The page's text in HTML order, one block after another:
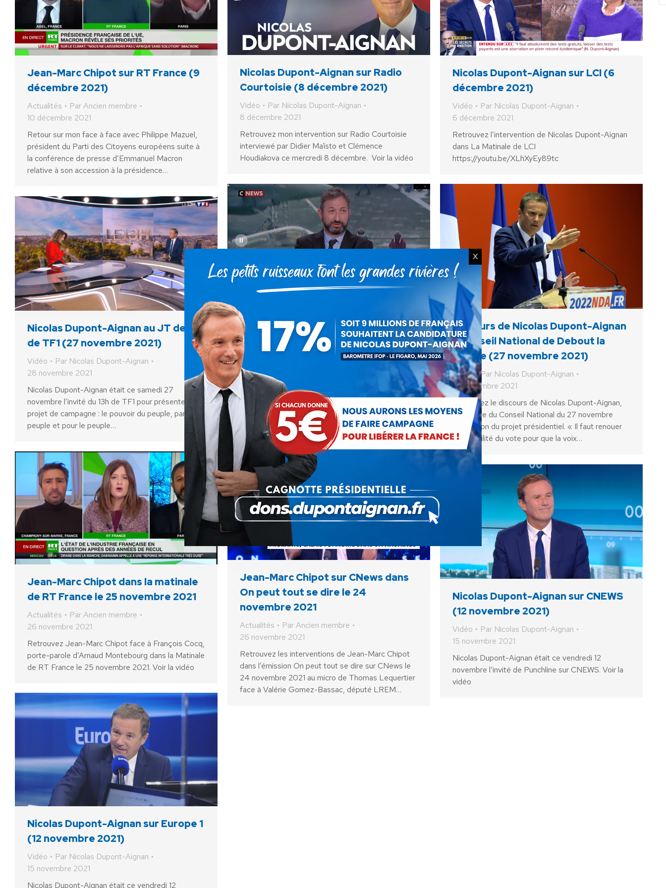
Jean-Marc Chipot sur RT France (9
décembre 2021)
Actualités ParAncien membre
10 décembre 2021
Retour sur mon face à face avec Philippe Mazuel,
président du Parti des Citoyens européens suite à
la conférence de presse d’Emmanuel Macron
relative à son accession à la présidence…
Nicolas Dupont-Aignan sur Radio
Courtoisie (8 décembre 2021)
Vidéo Par Nicolas Dupont-Aignan
8 décembre 2021
Retrouvez mon intervention sur Radio Courtoisie
interviewé par Didier Maïsto et Clémence
Houdiakova ce mercredi 8 décembre. Voir la vidéo
Nicolas Dupont-Aignan sur LCI (6
décembre 2021)
Vidéo Par Nicolas Dupont-Aignan
6 décembre 2021
Retrouvez l’intervention de Nicolas Dupont-Aignan
dans La Matinale de LCI
https://youtu.be/XLhXyEy89tc
Jean-Marc Chipot sur CNews dans
90 Minutes Infos le 3 décembre
2021
Actualités
Ancien membre
5 décembre 2021
Retrouvez les interventions de Jean-Marc Chipot
dans 90 Minutes Infos du 3 décembre 2021 sur
CNews au micro de Barbara Klein face à Faten
Hidri, déléguée spéciale UDI de la…
Discours de Nicolas Dupont-Aignan
– Conseil National de Debout la
France (27 novembre 2021)
Vidéo Par Nicolas Dupont-Aignan
29 novembre 2021
Retrouvez le discours de Nicolas Dupont-Aignan,
en clôture du Conseil National du 27 novembre
d’adoption du projet présidentiel. « Il faut renouer
avec l’utilité du vote pour que la voix…
Nicolas Dupont-Aignan au JT de 13h
de TF1 (27 novembre 2021)
Vidéo Par Nicolas Dupont-Aignan
28 novembre 2021
Nicolas Dupont-Aignan était ce samedi 27
novembre l’invité du 13h de TF1 pour présenter son
projet de campagne : le pouvoir du peuple, par le
peuple et pour le peuple…
Jean-Marc Chipot dans la matinale
de RT France le 25 novembre 2021
Actualités ParAncien membre
26 novembre 2021
Retrouvez Jean-Marc Chipot face à François Cocq,
porte-parole d’Arnaud Montebourg dans la Matinale
de RT France le 25 novembre 2021. Voir la vidéo
Jean-Marc Chipot sur CNews dans
On peut tout se dire le 24
novembre 2021
Actualités ParAncien membre
26 novembre 2021
Retrouvez les interventions de Jean-Marc Chipot
dans l’émission On peut tout se dire sur CNews le
24 novembre 2021 au micro de Thomas Lequertier
face à Valérie Gomez-Bassac, député LREM…
Nicolas Dupont-Aignan sur CNEWS
(12 novembre 2021)
Vidéo Par Nicolas Dupont-Aignan
15 novembre 2021
Nicolas Dupont-Aignan était ce vendredi 12
novembre l’invité de Punchline sur CNEWS. Voir la
vidéo
Nicolas Dupont-Aignan sur Europe 1
(12 novembre 2021)
Vidéo Par Nicolas Dupont-Aignan
15 novembre 2021
Nicolas Dupont-Aignan était ce vendredi 12
X